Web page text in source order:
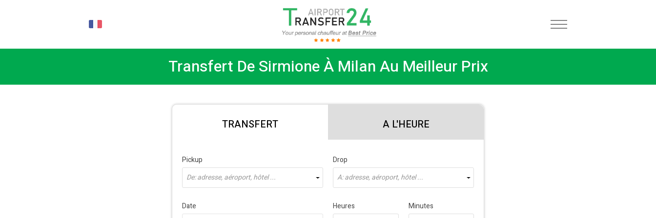
Transfert De Sirmione À Milan Au Meilleur Prix
TRANSFERT A L'HEURE
Pickup
De: adresse, aéroport, hôtel ...
Drop
À: adresse, aéroport, hôtel ...
Date Heures Minutes